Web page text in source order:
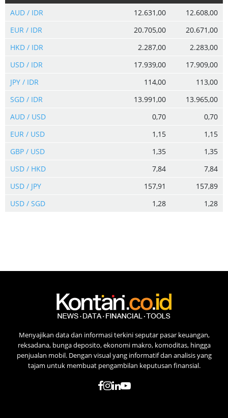
AUD / IDR
12.631,00
12.608,00
EUR / IDR
20.705,00
20.671,00
HKD / IDR
2.287,00
2.283,00
USD / IDR
17.939,00
17.909,00
JPY / IDR
114,00
113,00
SGD / IDR
13.991,00
13.965,00
AUD / USD
0,70
0,70
EUR / USD
1,15
1,15
GBP / USD
1,35
1,35
USD / HKD
7,84
7,84
USD / JPY
157,91
157,89
USD / SGD
1,28 1,28
Menyajikan data dan informasi terkini seputar pasar keuangan,
reksadana, bunga deposito, ekonomi makro, komoditas, hingga
penjualan mobil. Dengan visual yang informatif dan analisis yang
tajam untuk membuat pengambilan keputusan finansial.